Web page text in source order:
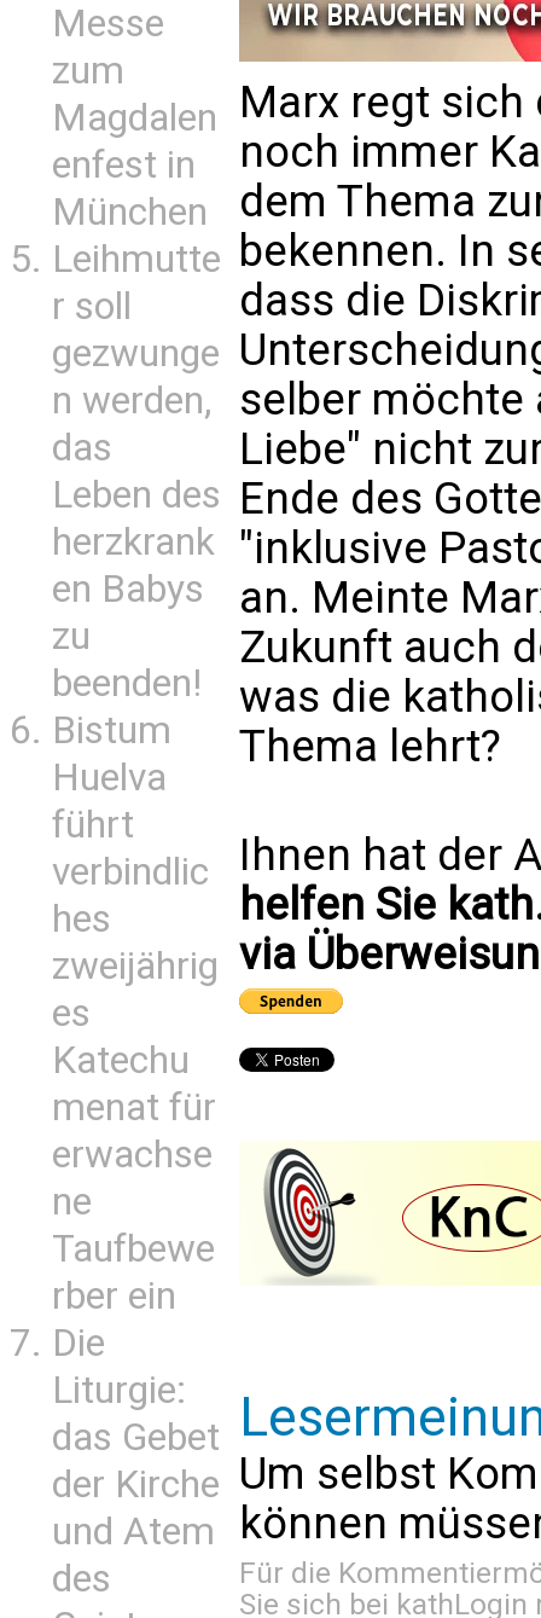
Messe
zum
Magdalen
enfest in
München
Leihmutte
r soll
gezwunge
n werden,
das
Leben des
herzkrank
en Babys
zu
beenden!
Bistum
Huelva
führt
verbindlic
hes
zweijährig
es
Katechu
menat für
erwachse
ne
Taufbewe
rber ein
Die
Liturgie:
das Gebet
der Kirche
und Atem
des
Marx regt sich
noch immer
dem Thema
bekennen. In
dass die
selber möchte
Liebe" nicht
Ende des
"inklusive
an. Meinte
Zukunft auch
was die
Thema lehrt?
Ihnen hat der
helfen Sie
via
Um selbst
können
Für die
Sie sich bei kathLogin